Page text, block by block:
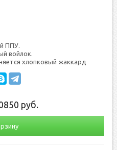
ППУ.
вой­лок.
хлоп­ко­вый жак­кард
руб.